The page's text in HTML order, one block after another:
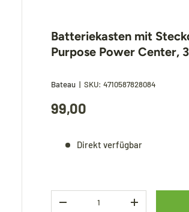
Batteriekasten mit
Purpose Power Center,
Bateau |SKU: 4710587828084
99,00
Direkt verfügbar
-
+